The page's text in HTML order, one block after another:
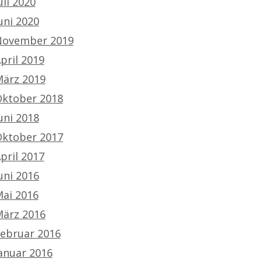
2020
2019
2019
2019
2018
2018
2017
2017
2016
2016
2016
2016
2016